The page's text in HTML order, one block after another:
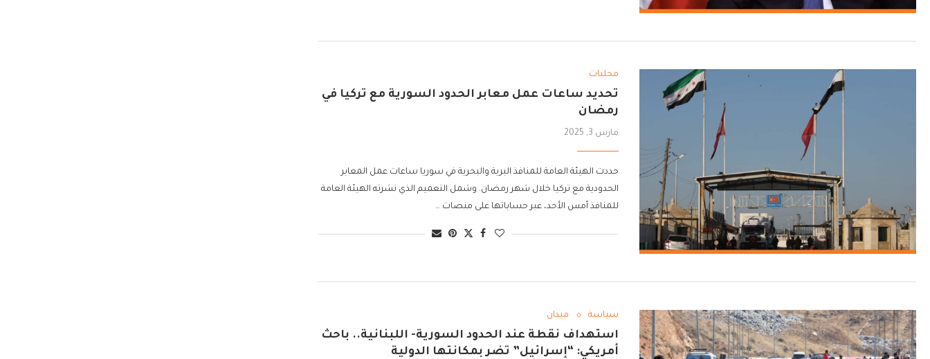
محليات
تحديد ساعات عمل معابر الحدود السورية مع تركيا في
رمضان
مارس 3, 2025
حددت الهيئة العامة للمنافذ البرية والبحرية في سوريا ساعات عمل المعابر
الحدودية مع تركيا خلال شهر رمضان. وشمل التعميم الذي نشرته الهيئة العامة
للمنافذ أمس الأحد، عبر حساباتها على منصات …
سياسة ميدان
استهداف نقطة عند الحدود السورية- اللبنانية.. باحث
أمريكي: “إسرائيل” تضر بمكانتها الدولية